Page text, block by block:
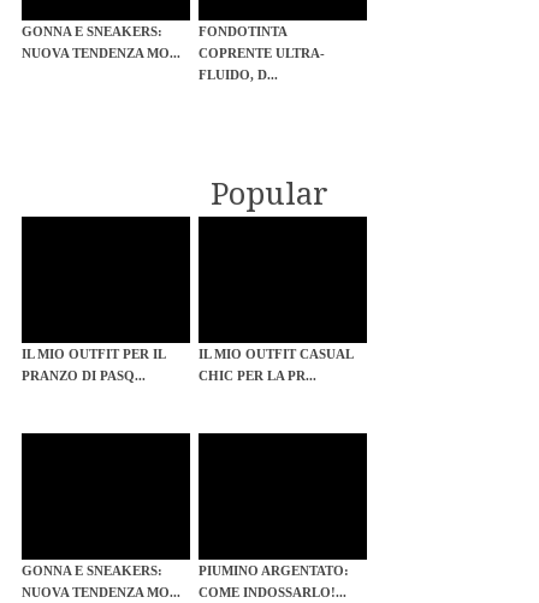
GONNA E SNEAKERS:
NUOVA TENDENZA MO...
FONDOTINTA
COPRENTE ULTRA-
FLUIDO, D...
Popular
IL MIO OUTFIT PER IL
PRANZO DI PASQ...
IL MIO OUTFIT CASUAL
CHIC PER LA PR...
GONNA E SNEAKERS:
NUOVA TENDENZA MO...
PIUMINO ARGENTATO:
COME INDOSSARLO!...